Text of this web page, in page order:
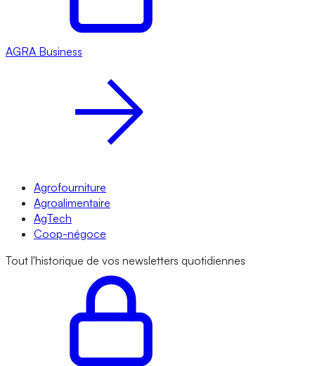
AGRA Business
Agrofourniture
Agroalimentaire
AgTech
Coop-négoce
Tout l'historique de vos newsletters quotidiennes